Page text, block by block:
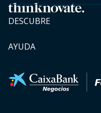
DESCUBRE
AYUDA